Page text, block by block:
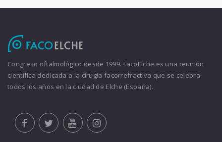
Congreso oftalmológico desde 1999. FacoElche es una reunión
científica dedicada a la cirugía facorrefractiva que se celebra
todos los años en la ciudad de Elche (España).